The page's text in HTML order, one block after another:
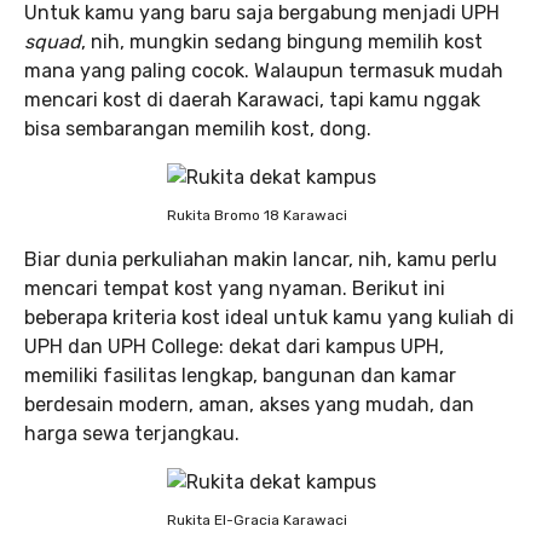
Untuk kamu yang baru saja bergabung menjadi UPH
squad, nih, mungkin sedang bingung memilih kost
mana yang paling cocok. Walaupun termasuk mudah
mencari kost di daerah Karawaci, tapi kamu nggak
bisa sembarangan memilih kost, dong.
Rukita Bromo 18 Karawaci
Biar dunia perkuliahan makin lancar, nih, kamu perlu
mencari tempat kost yang nyaman. Berikut ini
beberapa kriteria kost ideal untuk kamu yang kuliah di
UPH dan UPH College: dekat dari kampus UPH,
memiliki fasilitas lengkap, bangunan dan kamar
berdesain modern, aman, akses yang mudah, dan
harga sewa terjangkau.
Rukita El-Gracia Karawaci